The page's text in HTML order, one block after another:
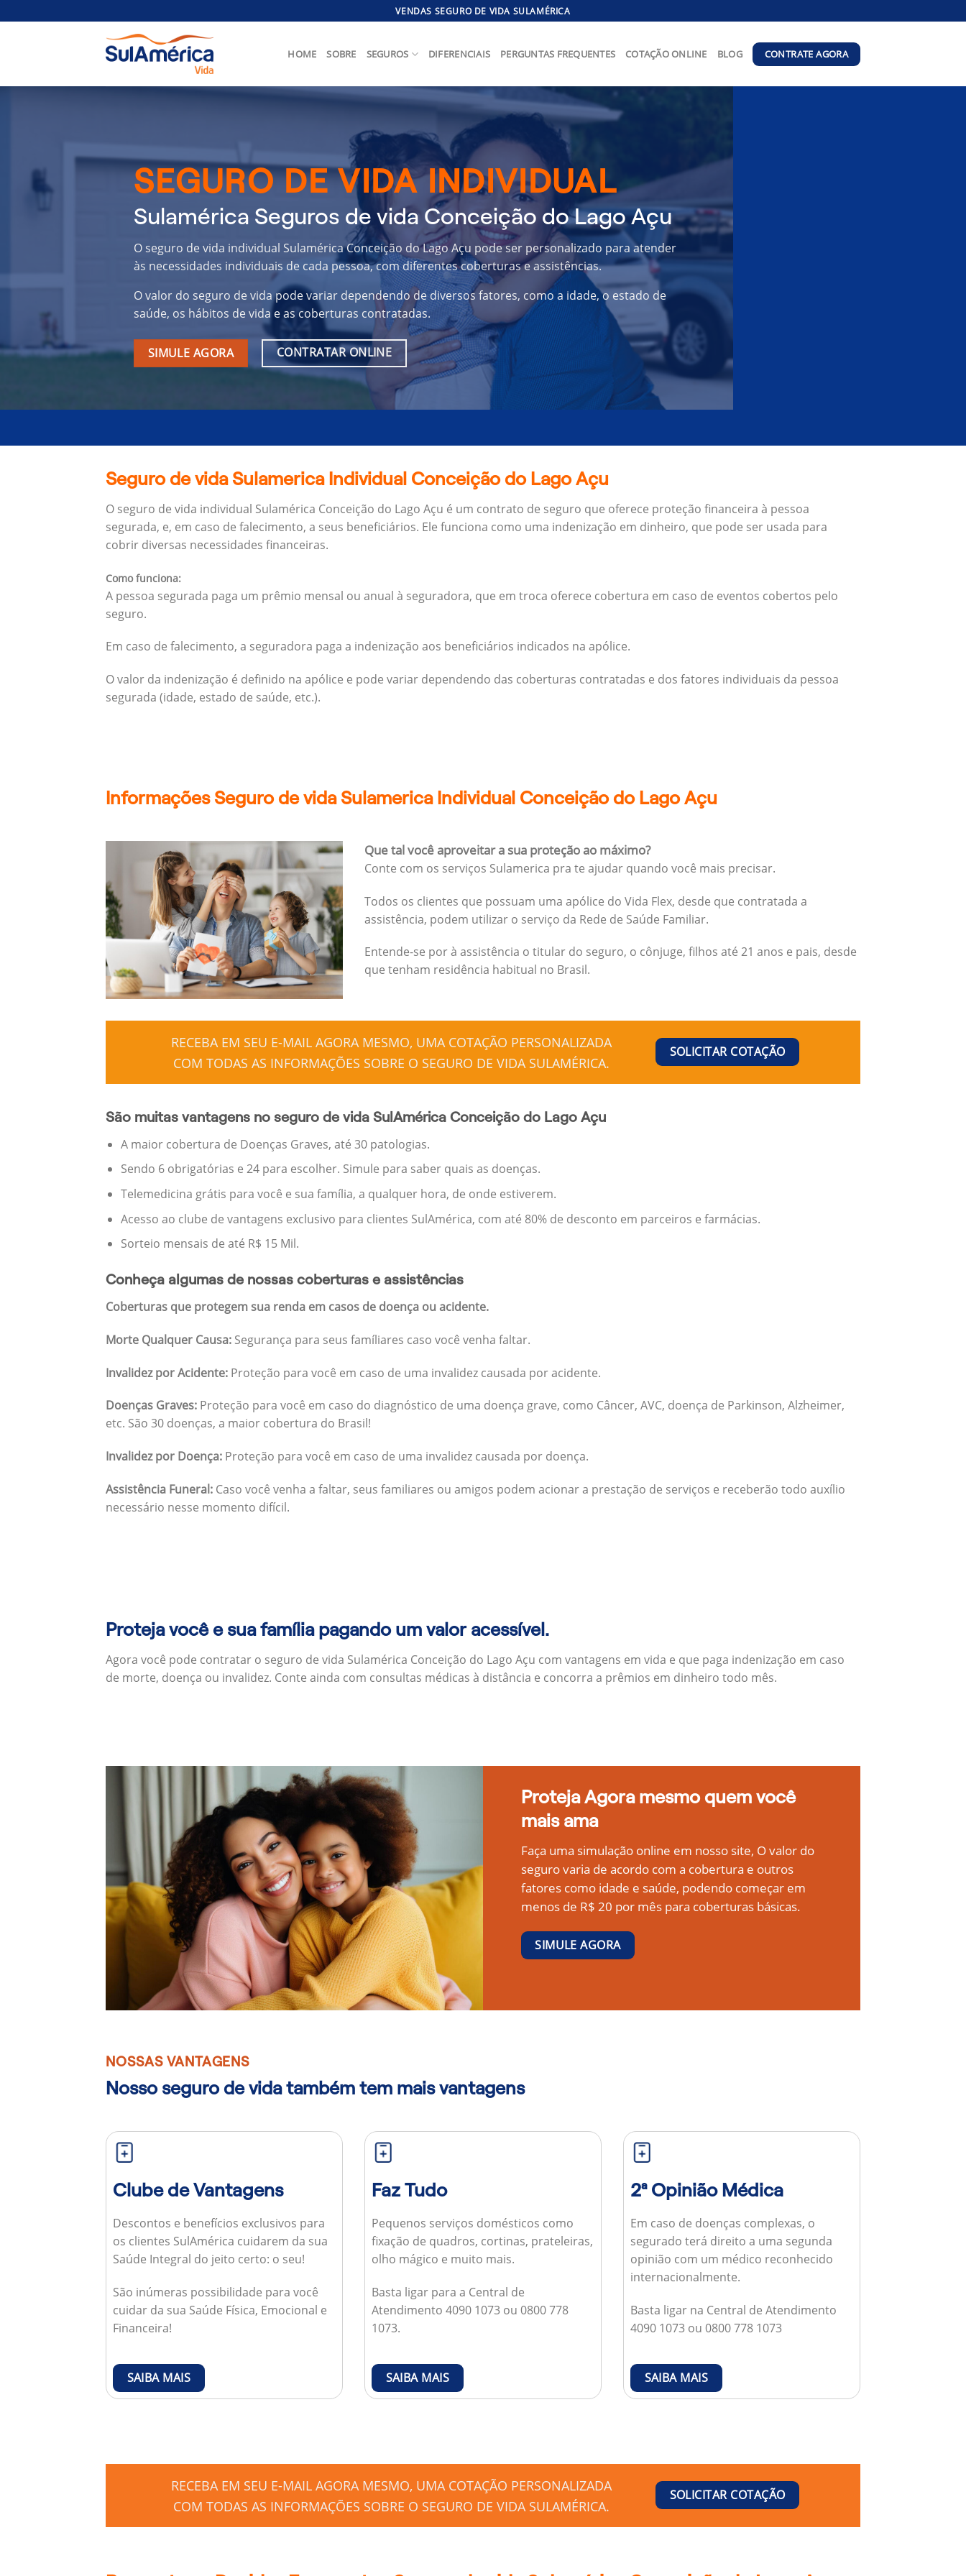
to
VENDAS SEGURO DE VIDA SULAMÉRICA
HOME SOBRE SEGUROS DIFERENCIAIS PERGUNTAS FREQUENTES COTAÇÃO ONLINE BLOG CONTRATE AGORA
SEGURO DE VIDA INDIVIDUAL
Sulamérica Seguros de vida Conceição do Lago Açu
O seguro de vida individual Sulamérica Conceição do Lago Açu pode ser personalizado para atender
às necessidades individuais de cada pessoa, com diferentes coberturas e assistências.
O valor do seguro de vida pode variar dependendo de diversos fatores, como a idade, o estado de
saúde, os hábitos de vida e as coberturas contratadas.
SIMULE AGORA CONTRATAR ONLINE
Seguro de vida Sulamerica Individual Conceição do Lago Açu
O seguro de vida individual Sulamérica Conceição do Lago Açu é um contrato de seguro que oferece proteção financeira à pessoa
segurada, e, em caso de falecimento, a seus beneficiários. Ele funciona como uma indenização em dinheiro, que pode ser usada para
cobrir diversas necessidades financeiras.
Como funciona:
A pessoa segurada paga um prêmio mensal ou anual à seguradora, que em troca oferece cobertura em caso de eventos cobertos pelo
seguro.
Em caso de falecimento, a seguradora paga a indenização aos beneficiários indicados na apólice.
O valor da indenização é definido na apólice e pode variar dependendo das coberturas contratadas e dos fatores individuais da pessoa
segurada (idade, estado de saúde, etc.).
Informações Seguro de vida Sulamerica Individual Conceição do Lago Açu
Que tal você aproveitar a sua proteção ao máximo?
Conte com os serviços Sulamerica pra te ajudar quando você mais precisar.
Todos os clientes que possuam uma apólice do Vida Flex, desde que contratada a
assistência, podem utilizar o serviço da Rede de Saúde Familiar.
Entende-se por à assistência o titular do seguro, o cônjuge, filhos até 21 anos e pais, desde
que tenham residência habitual no Brasil.
RECEBA EM SEU E-MAIL AGORA MESMO, UMA COTAÇÃO PERSONALIZADA
COM TODAS AS INFORMAÇÕES SOBRE O SEGURO DE VIDA SULAMÉRICA.
SOLICITAR COTAÇÃO
São muitas vantagens no seguro de vida SulAmérica Conceição do Lago Açu
A maior cobertura de Doenças Graves, até 30 patologias.
Sendo 6 obrigatórias e 24 para escolher. Simule para saber quais as doenças.
Telemedicina grátis para você e sua família, a qualquer hora, de onde estiverem.
Acesso ao clube de vantagens exclusivo para clientes SulAmérica, com até 80% de desconto em parceiros e farmácias.
Sorteio mensais de até R$ 15 Mil.
Conheça algumas de nossas coberturas e assistências
Coberturas que protegem sua renda em casos de doença ou acidente.
Morte Qualquer Causa: Segurança para seus famíliares caso você venha faltar.
Invalidez por Acidente: Proteção para você em caso de uma invalidez causada por acidente.
Doenças Graves: Proteção para você em caso do diagnóstico de uma doença grave, como Câncer, AVC, doença de Parkinson, Alzheimer,
etc. São 30 doenças, a maior cobertura do Brasil!
Invalidez por Doença: Proteção para você em caso de uma invalidez causada por doença.
Assistência Funeral: Caso você venha a faltar, seus familiares ou amigos podem acionar a prestação de serviços e receberão todo auxílio
necessário nesse momento difícil.
Proteja você e sua família pagando um valor acessível.
Agora você pode contratar o seguro de vida Sulamérica Conceição do Lago Açu com vantagens em vida e que paga indenização em caso
de morte, doença ou invalidez. Conte ainda com consultas médicas à distância e concorra a prêmios em dinheiro todo mês.
Proteja Agora mesmo quem você
mais ama
Faça uma simulação online em nosso site, O valor do
seguro varia de acordo com a cobertura e outros
fatores como idade e saúde, podendo começar em
menos de R$ 20 por mês para coberturas básicas.
SIMULE AGORA
NOSSAS VANTAGENS
Nosso seguro de vida também tem mais vantagens
Clube de Vantagens
Descontos e benefícios exclusivos para
os clientes SulAmérica cuidarem da sua
Saúde Integral do jeito certo: o seu!
São inúmeras possibilidade para você
cuidar da sua Saúde Física, Emocional e
Financeira!
SAIBA MAIS
Faz Tudo
Pequenos serviços domésticos como
fixação de quadros, cortinas, prateleiras,
olho mágico e muito mais.
Basta ligar para a Central de
Atendimento 4090 1073 ou 0800 778
1073.
SAIBA MAIS
2ª Opinião Médica
Em caso de doenças complexas, o
segurado terá direito a uma segunda
opinião com um médico reconhecido
internacionalmente.
Basta ligar na Central de Atendimento
4090 1073 ou 0800 778 1073
SAIBA MAIS
RECEBA EM SEU E-MAIL AGORA MESMO, UMA COTAÇÃO PERSONALIZADA
COM TODAS AS INFORMAÇÕES SOBRE O SEGURO DE VIDA SULAMÉRICA.
SOLICITAR COTAÇÃO